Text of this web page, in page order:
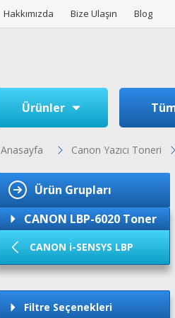
Hakkımızda Bize Ulaşın Blog
Ürünler
Anasayfa Canon Yazıcı Toneri
Ürün Grupları
CANON LBP-6020 Toner
CANON i-SENSYS LBP
Filtre Seçenekleri